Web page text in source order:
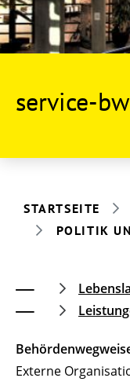
service-bw
STARTSEITE
POLITIK
Externe